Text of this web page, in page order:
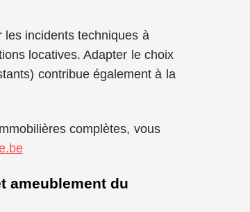
incidents techniques à
locatives. Adapter le choix
contribue également à la
complètes, vous
ameublement du